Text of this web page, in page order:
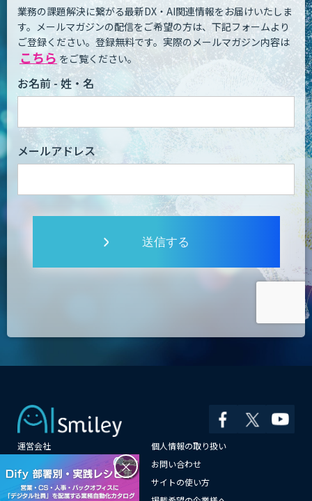
業務の課題解決に繋がる最新DX・AI関連情報をお届けいたしま
す。 メールマガジンの配信をご希望の方は、下記フォームより
ご登録ください。登録無料です。 実際のメールマガジン内容は
こちら をご覧ください。
お名前 - 姓・名
メールアドレス
送信する
運営会社
個人情報の取り扱い
お問い合わせ
メールマガジン登録
サイトの使い方
×